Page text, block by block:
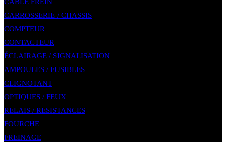
CARROSSERIE / CHASSIS
COMPTEUR
CONTACTEUR
ÉCLAIRAGE / SIGNALISATION
AMPOULES / FUSIBLES
CLIGNOTANT
OPTIQUES / FEUX
RELAIS / RESISTANCES
FOURCHE
FREINAGE